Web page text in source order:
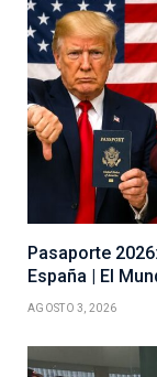
Pasaporte
España | El
AGOSTO 3, 2026